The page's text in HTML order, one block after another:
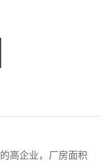
高企业，厂房面积